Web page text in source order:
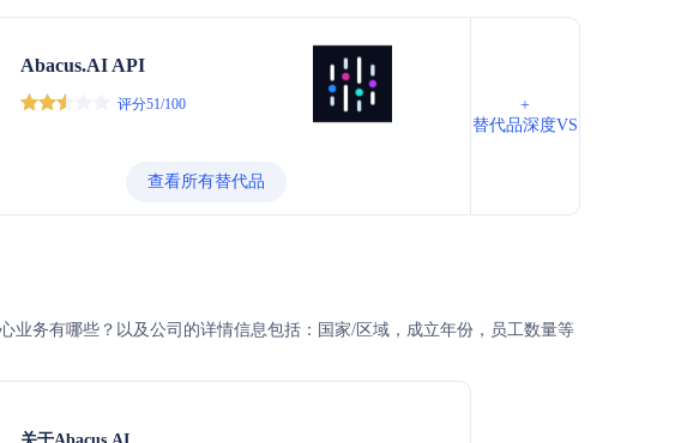
Abacus.AI API
评分51/100
查看所有替代品
+
替代品深度VS
业务有哪些？以及公司的详情信息包括：国家/区域，成立年份，员工数量等